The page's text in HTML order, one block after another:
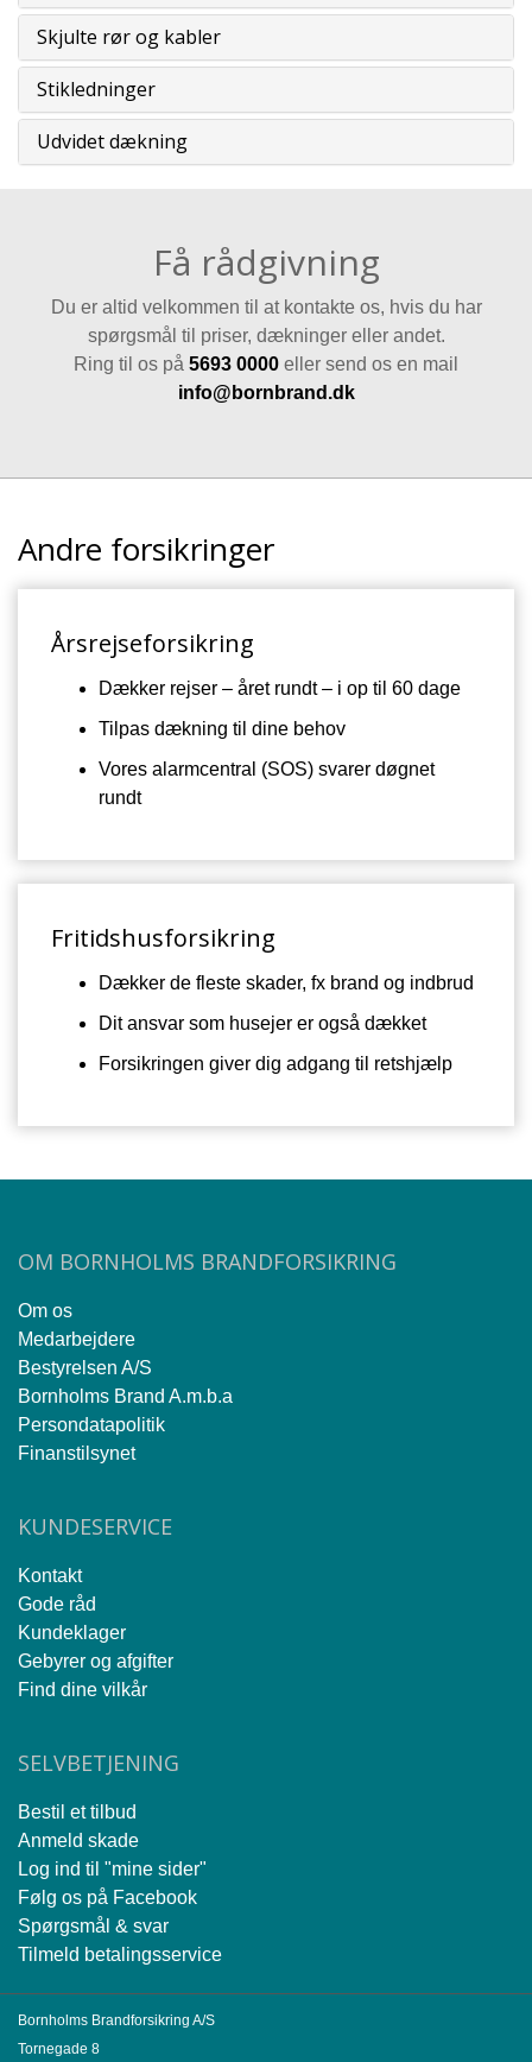
Skjulte rør og kabler
Stikledninger
Udvidet dækning
Få rådgivning
Du er altid velkommen til at kontakte os, hvis du har
spørgsmål til priser, dækninger eller andet.
Ring til os på 5693 0000 eller send os en mail
info@bornbrand.d k
Andre forsikringer
Årsrejseforsikring
Dækker rejser – året rundt – i op til 60 dage
Tilpas dækning til dine behov
Vores alarmcentral (SOS) svarer døgnet
rundt
Fritidshusforsikring
Dækker de fleste skader, fx brand og indbrud
Dit ansvar som husejer er også dækket
Forsikringen giver dig adgang til retshjælp
OM BORNHOLMS BRANDFORSIKRING
Om os
Medarbejdere
Bestyrelsen A/S
Bornholms Brand A.m.b.a
Persondatapolitik
Finanstilsynet
KUNDESERVICE
Kontakt
Gode råd
Kundeklager
Gebyrer og afgifter
Find dine vilkår
SELVBETJENING
Bestil et tilbud
Anmeld skade
Log ind til "mine sider"
Følg os på Facebook
Spørgsmål & svar
Tilmeld betalingsservice
Bornholms Brandforsikring A/S
Tornegade 8